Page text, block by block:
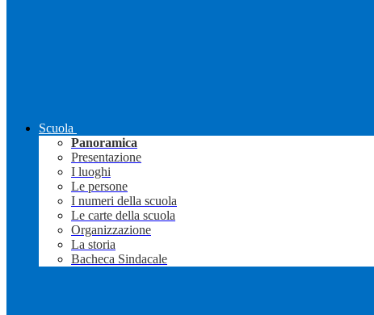
Scuola
Panoramica
Presentazione
I luoghi
Le persone
I numeri della scuola
Le carte della scuola
Organizzazione
La storia
Bacheca Sindacale